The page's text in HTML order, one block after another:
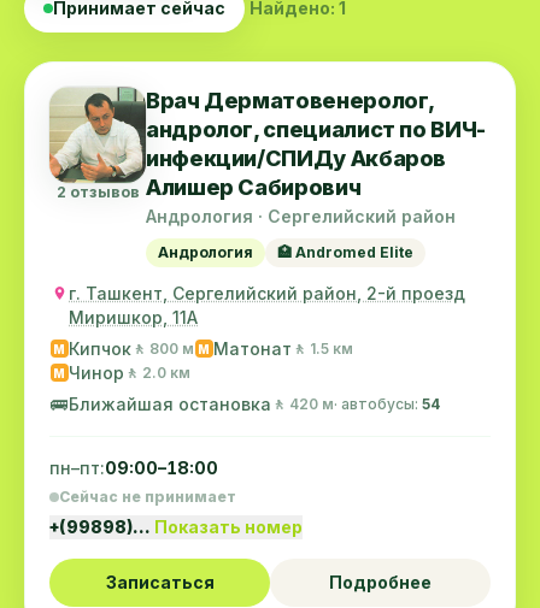
Принимает сейчас Найдено: 1
2 отзывов
Врач Дерматовенеролог,
андролог, специалист по ВИЧ-
инфекции/СПИДу Акбаров
Алишер Сабирович
Андрология · Сергелийский район
Андрология 🏥 Andromed Elite
г. Ташкент, Сергелийский район, 2-й проезд
Миришкор, 11А
M Кипчок 🚶 800 м M Матонат 🚶 1.5 км
M Чинор 🚶 2.0 км
🚌Ближайшая остановка 🚶 420 м· автобусы: 54
пн–пт:09:00–18:00
Сейчас не принимает
+(99898)… Показать номер
Записаться Подробнее